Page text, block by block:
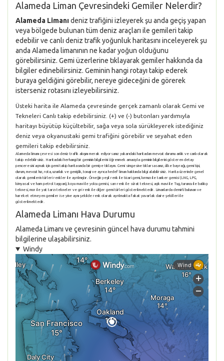
Alameda Liman Çevresindeki Gemiler Nelerdir?
Alameda Limanıdeniz trafiğini izleyerek şu anda geçiş yapan
veya bölgede bulunan tüm deniz araçları ile gemileri takip
edebilir ve canlı deniz trafik yoğunluk haritasını inceleyerek şu
anda Alameda limanının ne kadar yoğun olduğunu
görebilirsiniz. Gemi üzerlerine tıklayarak gemiler hakkında da
bilgiler edinebilirsiniz. Geminin hangi rotayı takip ederek
buraya geldiğini görebilir, nereye gideceğini de görerek
isterseniz rotasını izleyebilirsiniz.
Üsteki harita ile Alameda çevresinde gerçek zamanlı olarak Gemi ve
Tekneleri Canlı takip edebilirsiniz. (+) ve (-) butonları yardımıyla
haritayı büyütüp küçültebilir, sağa veya sola sürükleyerek istediğiniz
deniz veya okyanustaki gemi trafiğini görebilir ve seyahat eden
gemileri takip edebilirsiniz.
Alameda limanı çevresi son deniz trafik akışını merak ediyorsanız yukarıdaki haritadan mevcut durumu anlık ve canlı olarak
takip edebilirsiniz. Haritadaki herhangi bir geminin bilgilerini öğrenmek amacıyla geminin bilgilerini gösteren detay
penceresini açmak için gemi takip haritasında bir gemiye tıklayın. Gemi simgesine tıklarsasanız, ülke bayrağı, gemi tipi,
durum, mevcut hız, rota, uzunluk ve genişlik, tonajı ve ayrıca hedef liman hakkında bilgi alabilirsiniz. Harita üzerinde genel
olarak gemilerin türleri renkler ile ayrılmıştır. Örneğin yeşil renk ile ticari gemi, kırmızı ile tanker gemisi (LNG, LPG,
kimyasal ve ham petrol taşıyan), koyu mavi ile yolcu gemisi, sarı renk ile sürat teknesi, açık mavi ile Tug, turuncu ile balıkçı
teknesi, mor ile yat tarzı tekneler ve gri renk ile diğer gemi türleri gösterilmektedir. Limanlarda demirli bulunan ve
hareket etmeyen gemiler ise yine aynı şekilde renk olarak ayrılmakta fakat yuvarlak daire şekilleri ile
gösterilmektedir.
Alameda Limanı Hava Durumu
Alameda Limanı ve çevresinin güncel hava durumu tahmini
bilgilerine ulaşabilirsiniz.
Windy